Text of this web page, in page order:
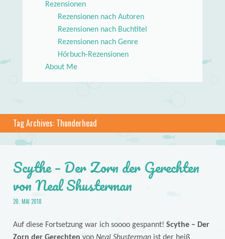
Rezensionen
Rezensionen nach Autoren
Rezensionen nach Buchtitel
Rezensionen nach Genre
Hörbuch-Rezensionen
About Me
Tag Archives: Thunderhead
Scythe – Der Zorn der Gerechten
von Neal Shusterman
20. MAI 2018
Auf diese Fortsetzung war ich soooo gespannt! Scythe – Der